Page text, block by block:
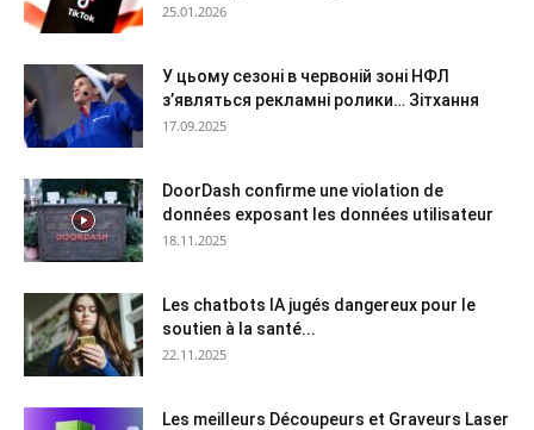
25.01.2026
У цьому сезоні в червоній зоні НФЛ
з’являться рекламні ролики… Зітхання
17.09.2025
DoorDash confirme une violation de
données exposant les données utilisateur
18.11.2025
Les chatbots IA jugés dangereux pour le
soutien à la santé...
22.11.2025
Les meilleurs Découpeurs et Graveurs Laser